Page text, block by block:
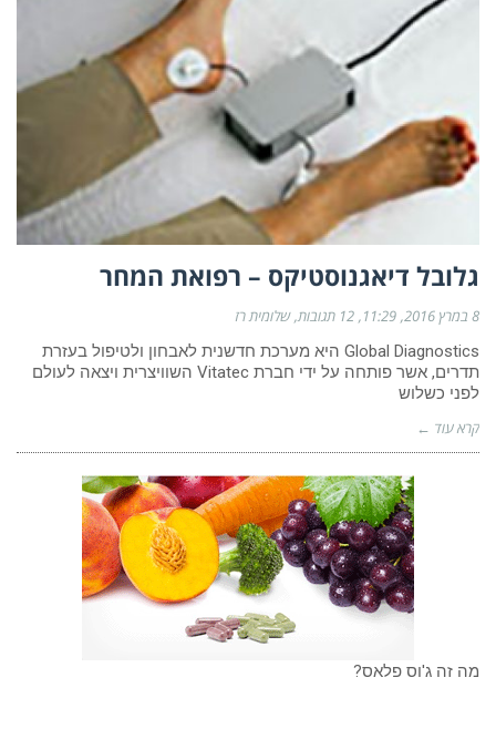
גלובל דיאגנוסטיקס – רפואת המחר
8 במרץ 2016 11:29 12 תגובות
שלומית רז
Global Diagnostics היא מערכת חדשנית לאבחון ולטיפול בעזרת
תדרים, אשר פותחה על ידי חברת Vitatec השוויצרית ויצאה לעולם
לפני כשלוש
קרא עוד ←
מה זה ג'וס פלאס?